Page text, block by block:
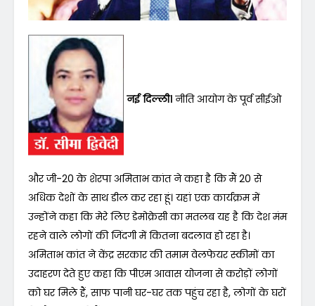
नई दिल्ली। नीति आयोग के पूर्व सीईओ
और जी-20 के शेरपा अमिताभ कांत ने कहा है कि मैं 20 से
अधिक देशों के साथ डील कर रहा हूं। यहां एक कार्यक्रम में
उन्होंने कहा कि मेरे लिए डेमोक्रेसी का मतलब यह है कि देश मंम
रहने वाले लोगों की जिंदगी में कितना बदलाव हो रहा है।
अमिताभ कांत ने केंद्र सरकार की तमाम वेलफेयर स्कीमों का
उदाहरण देते हुए कहा कि पीएम आवास योजना से करोड़ों लोगों
को घर मिले हैं, साफ पानी घर-घर तक पहुंच रहा है, लोगों के घरों